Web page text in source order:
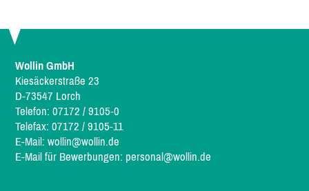
Wollin GmbH
Kiesäckerstraße 23
D-73547 Lorch
Telefon: 07172 / 9105-0
Telefax: 07172 / 9105-11
E-Mail:wollin@wollin.de
E-Mail für Bewerbungen:personal@wollin.de